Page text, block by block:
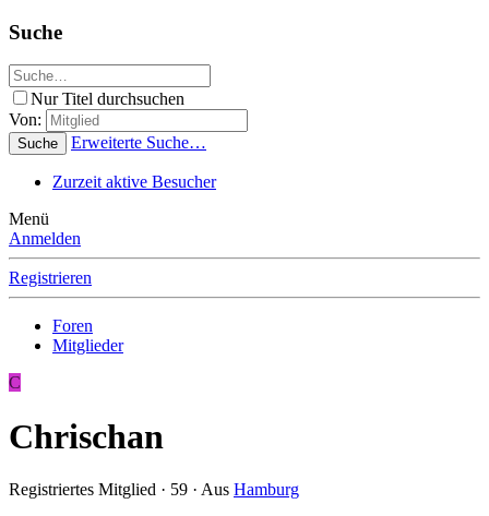
Suche
Nur Titel durchsuchen
Von:
Suche Erweiterte Suche…
Zurzeit aktive Besucher
Menü
Anmelden
Registrieren
Foren
Mitglieder
C
Chrischan
Registriertes Mitglied · 59 · Aus Hamburg